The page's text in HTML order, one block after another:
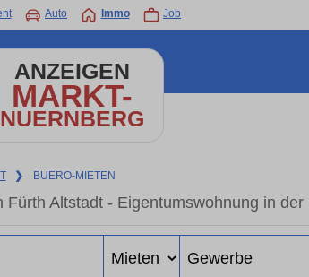
Auto Immo Job
ANZEIGEN
MARKT-
NUERNBERG
❯ BUERO-MIETEN
Fürth Altstadt - Eigentumswohnung in